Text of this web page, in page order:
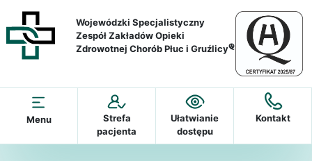
Wojewódzki Specjalistyczny
Zespół Zakładów Opieki
Zdrowotnej Chorób Płuc i GruźlicyA
Menu
Strefa
pacjenta
Ułatwianie
dostępu
Kontakt